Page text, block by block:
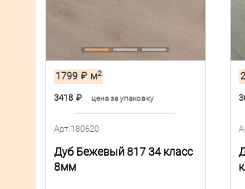
1799 ₽ м2
3418 ₽ цена за упаковку
Арт.180620
Дуб Бежевый 817 34 класс
8мм